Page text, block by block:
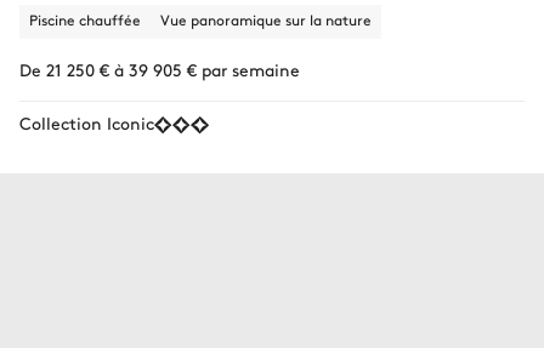
Piscine chauffée Vue panoramique sur la nature
De 21 250 € à 39 905 € par semaine
Collection Iconic